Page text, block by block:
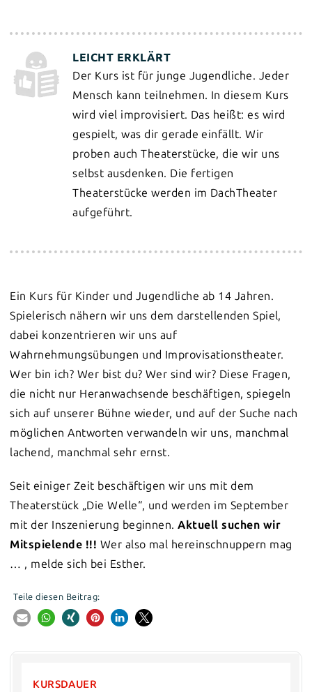
Der Kurs ist für junge Jugendliche. Jeder
Mensch kann teilnehmen. In diesem Kurs
wird viel improvisiert. Das heißt: es wird
gespielt, was dir gerade einfällt. Wir
proben auch Theaterstücke, die wir uns
selbst ausdenken. Die fertigen
Theaterstücke werden im DachTheater
aufgeführt.
Ein Kurs für Kinder und Jugendliche ab 14 Jahren.
Spielerisch nähern wir uns dem darstellenden Spiel,
dabei konzentrieren wir uns auf
Wahrnehmungsübungen und Improvisationstheater.
Wer bin ich? Wer bist du? Wer sind wir? Diese Fragen,
die nicht nur Heranwachsende beschäftigen, spiegeln
sich auf unserer Bühne wieder, und auf der Suche nach
möglichen Antworten verwandeln wir uns, manchmal
lachend, manchmal sehr ernst.
Seit einiger Zeit beschäftigen wir uns mit dem
Theaterstück „Die Welle“, und werden im September
mit der Inszenierung beginnen.Aktuell suchen wir
Mitspielende !!! Wer also mal hereinschnuppern mag
… , melde sich bei Esther.
Teile diesen Beitrag:
KURSDAUER